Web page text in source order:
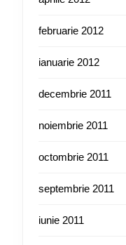
februarie 2012
ianuarie 2012
decembrie 2011
noiembrie 2011
octombrie 2011
septembrie 2011
iunie 2011